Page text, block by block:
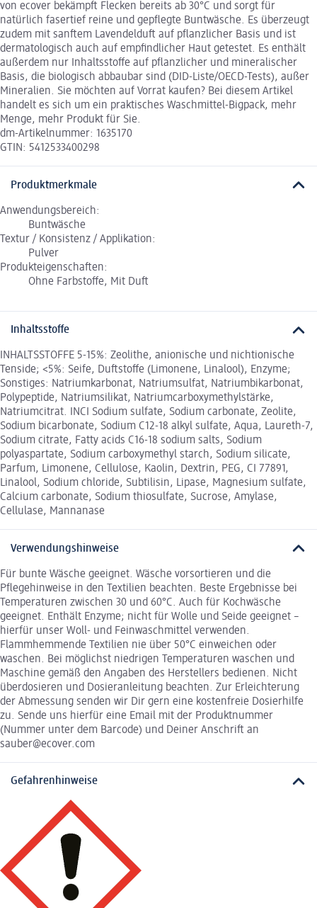
von ecover bekämpft Flecken bereits ab 30°C und sorgt für
natürlich fasertief reine und gepflegte Buntwäsche. Es überzeugt
zudem mit sanftem Lavendelduft auf pflanzlicher Basis und ist
dermatologisch auch auf empfindlicher Haut getestet. Es enthält
außerdem nur Inhaltsstoffe auf pflanzlicher und mineralischer
Basis, die biologisch abbaubar sind (DID-Liste/OECD-Tests), außer
Mineralien. Sie möchten auf Vorrat kaufen? Bei diesem Artikel
handelt es sich um ein praktisches Waschmittel-Bigpack, mehr
Menge, mehr Produkt für Sie.
dm-Artikelnummer: 1635170
GTIN: 5412533400298
Produktmerkmale
Anwendungsbereich:
Buntwäsche
Textur / Konsistenz / Applikation:
Pulver
Produkteigenschaften:
Ohne Farbstoffe, Mit Duft
Inhaltsstoffe
INHALTSSTOFFE 5-15%: Zeolithe, anionische und nichtionische
Tenside; <5%: Seife, Duftstoffe (Limonene, Linalool), Enzyme;
Sonstiges: Natriumkarbonat, Natriumsulfat, Natriumbikarbonat,
Polypeptide, Natriumsilikat, Natriumcarboxymethylstärke,
Natriumcitrat. INCI Sodium sulfate, Sodium carbonate, Zeolite,
Sodium bicarbonate, Sodium C12-18 alkyl sulfate, Aqua, Laureth-7,
Sodium citrate, Fatty acids C16-18 sodium salts, Sodium
polyaspartate, Sodium carboxymethyl starch, Sodium silicate,
Parfum, Limonene, Cellulose, Kaolin, Dextrin, PEG, CI 77891,
Linalool, Sodium chloride, Subtilisin, Lipase, Magnesium sulfate,
Calcium carbonate, Sodium thiosulfate, Sucrose, Amylase,
Cellulase, Mannanase
Verwendungshinweise
Für bunte Wäsche geeignet. Wäsche vorsortieren und die
Pflegehinweise in den Textilien beachten. Beste Ergebnisse bei
Temperaturen zwischen 30 und 60°C. Auch für Kochwäsche
geeignet. Enthält Enzyme; nicht für Wolle und Seide geeignet –
hierfür unser Woll- und Feinwaschmittel verwenden.
Flammhemmende Textilien nie über 50°C einweichen oder
waschen. Bei möglichst niedrigen Temperaturen waschen und
Maschine gemäß den Angaben des Herstellers bedienen. Nicht
überdosieren und Dosieranleitung beachten. Zur Erleichterung
der Abmessung senden wir Dir gern eine kostenfreie Dosierhilfe
zu. Sende uns hierfür eine Email mit der Produktnummer
(Nummer unter dem Barcode) und Deiner Anschrift an
sauber@ecover.com
Gefahrenhinweise